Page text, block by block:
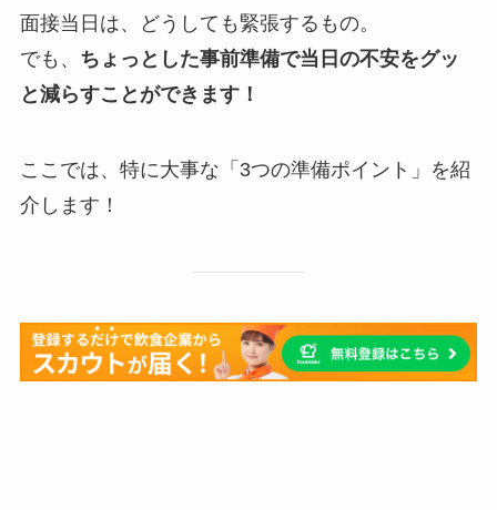
面接当日は、どうしても緊張するもの。
でも、 ちょっとした事前準備で当日の不安をグッ
と減らすことができます！
ここでは、特に大事な「3つの準備ポイント」を紹
介します！